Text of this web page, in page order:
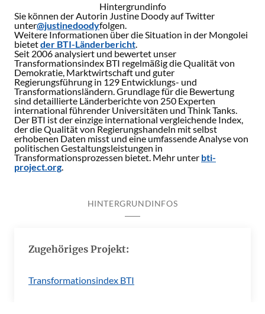
Hintergrundinfo
Sie können der Autorin Justine Doody auf Twitter
unter@justinedoodyfolgen.
Weitere Informationen über die Situation in der Mongolei
bietetder BTI-Länderbericht.
Seit 2006 analysiert und bewertet unser
Transformationsindex BTI regelmäßig die Qualität von
Demokratie, Marktwirtschaft und guter
Regierungsführung in 129 Entwicklungs- und
Transformationsländern. Grundlage für die Bewertung
sind detaillierte Länderberichte von 250 Experten
international führender Universitäten und Think Tanks.
Der BTI ist der einzige international vergleichende Index,
der die Qualität von Regierungshandeln mit selbst
erhobenen Daten misst und eine umfassende Analyse von
politischen Gestaltungsleistungen in
Transformationsprozessen bietet. Mehr unter bti-
project.org.
HINTERGRUNDINFOS
Zugehöriges Projekt:
Transformationsindex BTI